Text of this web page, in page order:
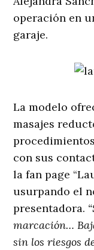
operación en
garaje.
La modelo
masajes
con sus
la fan page
usurpando el
presentadora.
marcación…
sin los riesgos